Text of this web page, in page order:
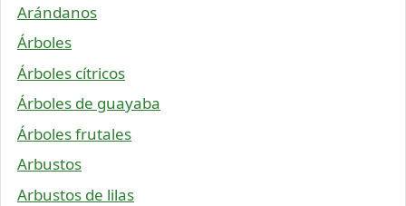
Arándanos
Árboles
Árboles cítricos
Árboles de guayaba
Árboles frutales
Arbustos
Arbustos de lilas